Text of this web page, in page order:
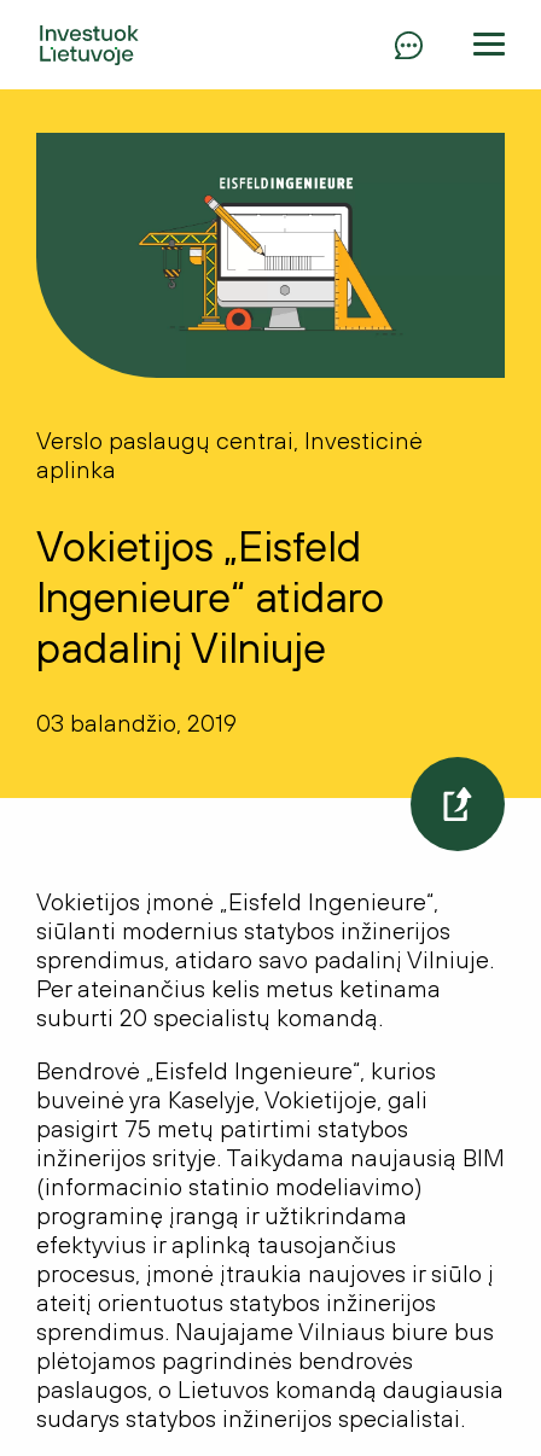
Verslo paslaugų centrai, Investicinė
aplinka
Vokietijos „Eisfeld
Ingenieure“ atidaro
padalinį Vilniuje
03 balandžio, 2019
Vokietijos įmonė „Eisfeld Ingenieure“,
siūlanti modernius statybos inžinerijos
sprendimus, atidaro savo padalinį Vilniuje.
Per ateinančius kelis metus ketinama
suburti 20 specialistų komandą.
Bendrovė „Eisfeld Ingenieure“, kurios
buveinė yra Kaselyje, Vokietijoje, gali
pasigirt 75 metų patirtimi statybos
inžinerijos srityje. Taikydama naujausią BIM
(informacinio statinio modeliavimo)
programinę įrangą ir užtikrindama
efektyvius ir aplinką tausojančius
procesus, įmonė įtraukia naujoves ir siūlo į
ateitį orientuotus statybos inžinerijos
sprendimus. Naujajame Vilniaus biure bus
plėtojamos pagrindinės bendrovės
paslaugos, o Lietuvos komandą daugiausia
sudarys statybos inžinerijos specialistai.